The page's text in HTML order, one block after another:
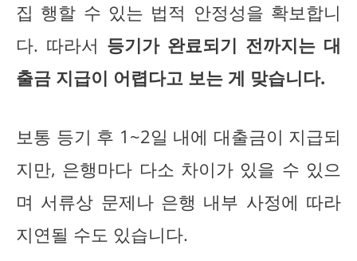
집 행할 수 있는 법적 안정성을 확보합니
다. 따라서 등기가 완료되기 전까지는 대
출금 지급이 어렵다고 보는 게 맞습니다.
보통 등기 후 1~2일 내에 대출금이 지급되
지만, 은행마다 다소 차이가 있을 수 있으
며 서류상 문제나 은행 내부 사정에 따라
지연될 수도 있습니다.